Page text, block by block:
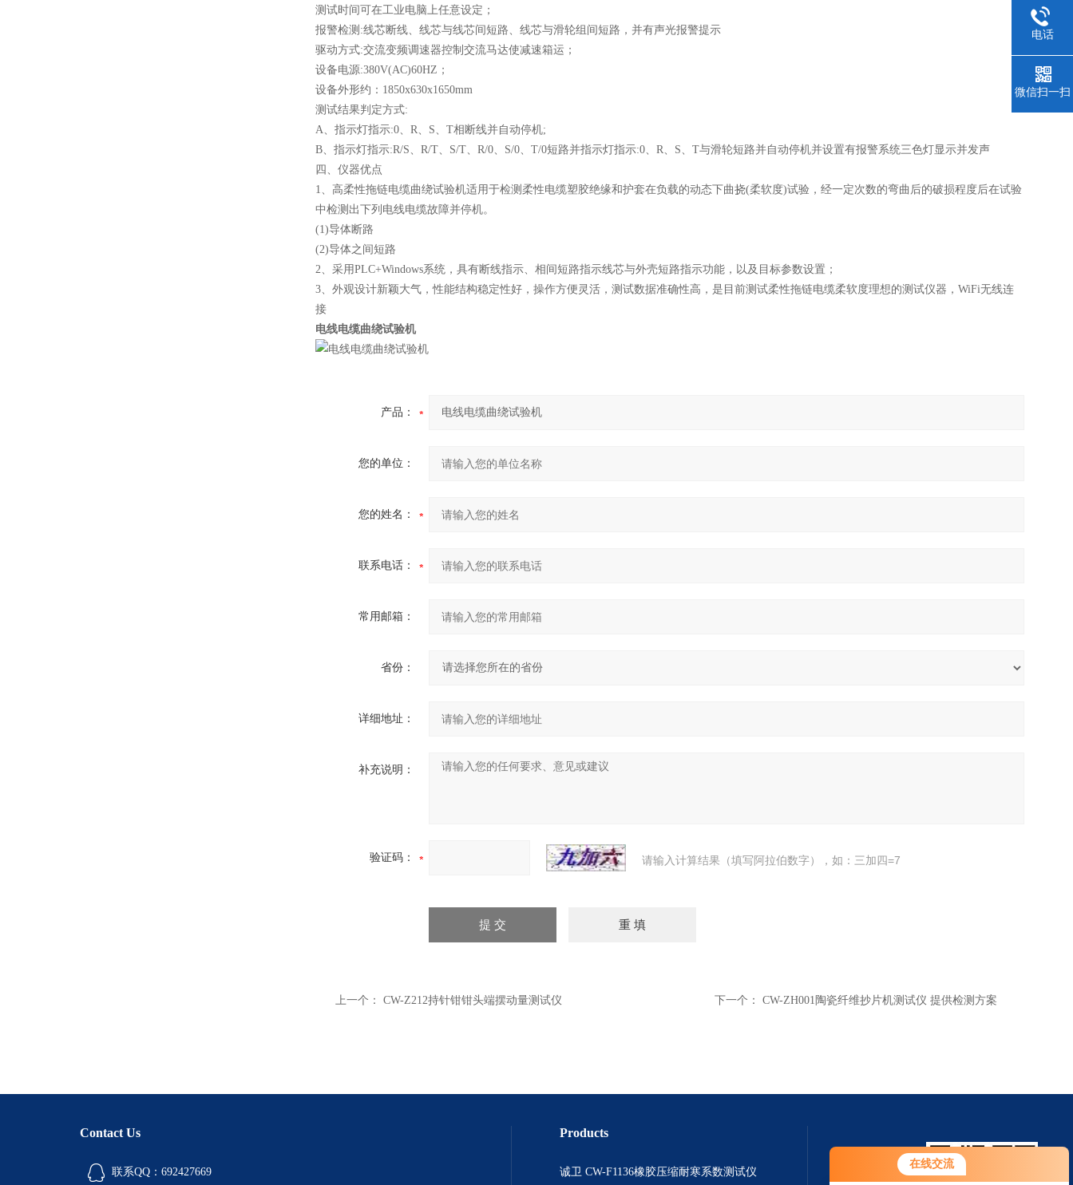
在线交流
测试时间可在工业电脑上任意设定 ；
报警检测:线芯断线、线芯与线芯间短路、线芯与滑轮组间短路，并有声光报警提示
驱动方式:交流变频调速器控制交流马达使减速箱运 ；
设备电源:380V(AC)60HZ ；
设备外形约：1850x630x1650mm
测试结果判定方式:
A、 指示灯指示:0、R、S、T相断线并自动停机;
B、 指示灯指示:R/S、R/T、S/T、R/0、S/0、T/0短路并指示灯指示:0、R、S、T与滑轮短路并自动停机并设置有报警系统三色灯显示并发声
四、 仪器优点
1、高柔性拖链电缆曲绕试验机适用于检测柔性电缆塑胶绝缘和护套在负载的动态下曲挠(柔软度)试验，经一定次数的弯曲后的破损程度后在试验
中检测出下列电线电缆故障并停机。
(1)导体断路
(2)导体之间短路
2、采用PLC+Windows系统，具有断线指示、相间短路指示线芯与外壳短路指示功能，以及目标参数设置 ；
3、外观设计新颖大气 ，性能结构稳定性好 ，操作方便 灵活 ，测试数据准确性高，是目前测试柔性拖链电缆柔软度理想的测试仪器 ， WiFi无线连
接
电线电缆曲绕试验机
产品：
您的单位：
您的姓名：
联系电话：
常用邮箱：
省份：
详细地址：
补充说明：
验证码： 请输入计算结果（填写阿拉伯数字），如：三加四=7
上一个： CW-Z212持针钳钳头端摆动量测试仪 下一个： CW-ZH001陶瓷纤维抄片机测试仪 提供检测方案
Contact Us
联系QQ：692427669
Products
诚卫 CW-F1136橡胶压缩耐寒系数测试仪
电话
微信扫一扫